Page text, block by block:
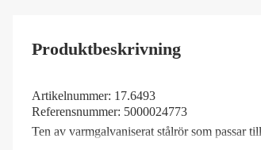
Produktbeskrivning
Artikelnummer: 17.6493
Referensnummer: 5000024773
Ten av varmgalvaniserat stålrör som passar